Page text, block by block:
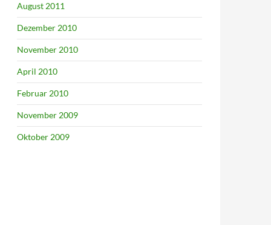
);
August 2011
Dezember 2010
November 2010
April 2010
Februar 2010
November 2009
Oktober 2009